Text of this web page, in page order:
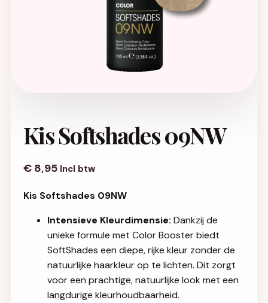
Kis Softshades 09NW
€ 8,95 Incl btw
Kis Softshades 09NW
Intensieve Kleurdimensie: Dankzij de
unieke formule met Color Booster biedt
SoftShades een diepe, rijke kleur zonder de
natuurlijke haarkleur op te lichten. Dit zorgt
voor een prachtige, natuurlijke look met een
langdurige kleurhoudbaarheid.